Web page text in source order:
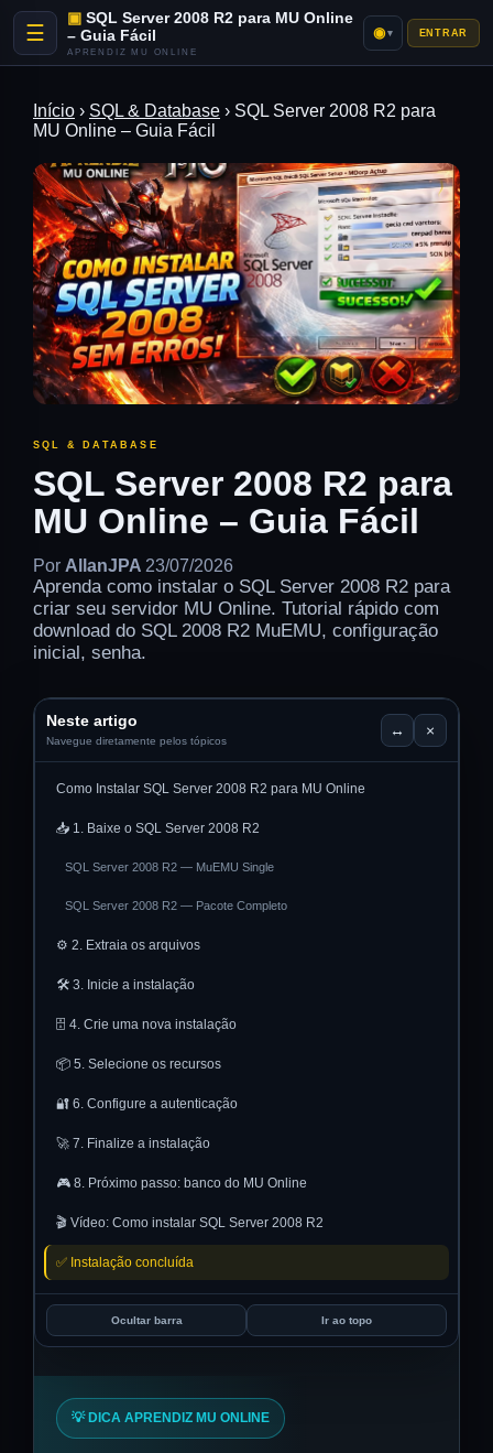
☰
SQL Server 2008 R2 para MU Online
– Guia Fácil
APRENDIZ MU ONLINE
◉▾ ENTRAR
Início › SQL & Database › SQL Server 2008 R2 para
MU Online – Guia Fácil
SQL & DATABASE
SQL Server 2008 R2 para
MU Online – Guia Fácil
Por AllanJPA 23/07/2026
Aprenda como instalar o SQL Server 2008 R2 para
criar seu servidor MU Online. Tutorial rápido com
download do SQL 2008 R2 MuEMU, configuração
inicial, senha.
Neste artigo
Navegue diretamente pelos tópicos
↔ ×
Como Instalar SQL Server 2008 R2 para MU Online
📥 1. Baixe o SQL Server 2008 R2
SQL Server 2008 R2 — MuEMU Single
SQL Server 2008 R2 — Pacote Completo
⚙️ 2. Extraia os arquivos
🛠️ 3. Inicie a instalação
🗄️ 4. Crie uma nova instalação
📦 5. Selecione os recursos
🔐 6. Configure a autenticação
🚀 7. Finalize a instalação
🎮 8. Próximo passo: banco do MU Online
🎬 Vídeo: Como instalar SQL Server 2008 R2
✅ Instalação concluída
Ocultar barra Ir ao topo
💡 DICA APRENDIZ MU ONLINE